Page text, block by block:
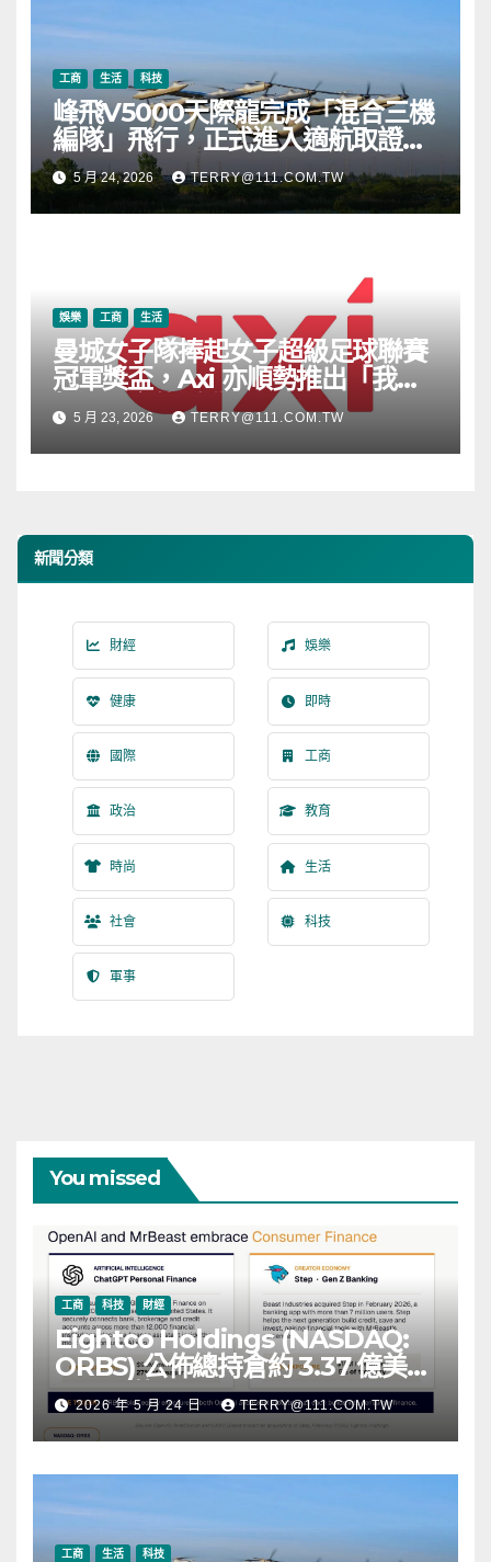
工商 生活 科技
峰飛V5000天際龍完成「混合三機
編隊」飛行，正式進入適航取證階
段5 月 24, 2026 TERRY@111.COM.TW
娛樂 工商 生活
曼城女子隊捧起女子超級足球聯賽
冠軍獎盃，Axi 亦順勢推出「我的
根源」宣傳活動
5 月 23, 2026 TERRY@111.COM.TW
新聞分類
財經 娛樂
健康 即時
國際 工商
政治 教育
時尚 生活
社會 科技
軍事
You missed
工商 科技 財經
Eightco Holdings (NASDAQ:
ORBS) 公佈總持倉約 3.37 億美
元，涵蓋 OpenAI、Beast
Industries、超過 11,000 枚以太
幣 (ETH) 及逾 2.83 億枚 WLD 代
幣
2026 年 5 月 24 日 TERRY@111.COM.TW
工商 生活 科技